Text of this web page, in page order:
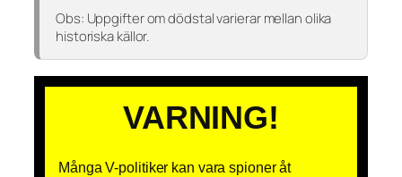
Obs: Uppgifter om dödstal varierar mellan olika
historiska källor.
VARNING!
Många V-politiker kan vara spioner åt